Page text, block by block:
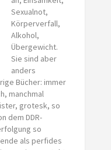
Sexualnot,
Körperverfall,
Alkohol,
Übergewicht.
Sie sind aber
anders
Bücher: immer
manchmal
grotesk, so
dem DDR-
so
als perfides